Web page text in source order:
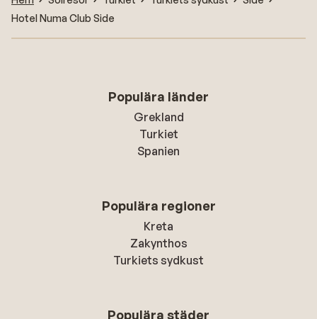
Hotel Numa Club Side
Populära länder
Grekland
Turkiet
Spanien
Populära regioner
Kreta
Zakynthos
Turkiets sydkust
Populära städer